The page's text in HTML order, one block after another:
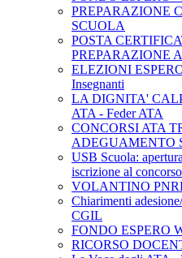
PREPARAZIONE
SCUOLA
POSTA
PREPARAZIONE
ELEZIONI
Insegnanti
LA DIGNITA'
ATA - Feder ATA
CONCORSI ATA
ADEGUAMENTO
USB Scuola:
iscrizione al
VOLANTINO
Chiarimenti
CGIL
FONDO ESPERO
RICORSO